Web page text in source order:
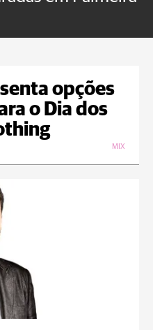
opções
o Dia dos
MIX